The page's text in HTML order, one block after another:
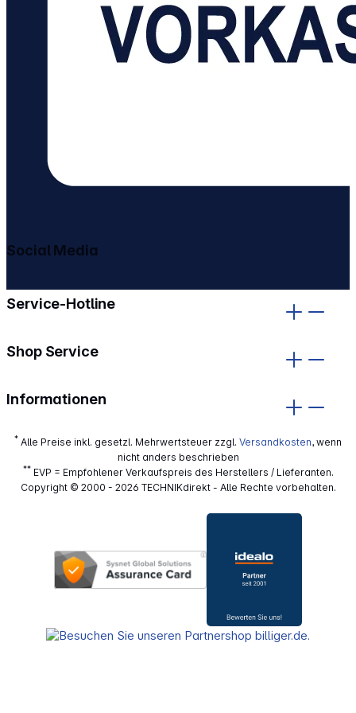
Service-Hotline
Shop Service
Informationen
Social Media
* Alle Preise inkl. gesetzl. Mehrwertsteuer zzgl. Versandkosten, wenn
nicht anders beschrieben
**EVP = Empfohlener Verkaufspreis des Herstellers / Lieferanten.
Copyright © 2000 - 2026 TECHNIKdirekt - Alle Rechte vorbehalten.